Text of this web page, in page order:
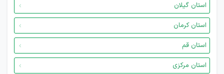
استان گیلان
استان کرمان
استان قم
استان مرکزی